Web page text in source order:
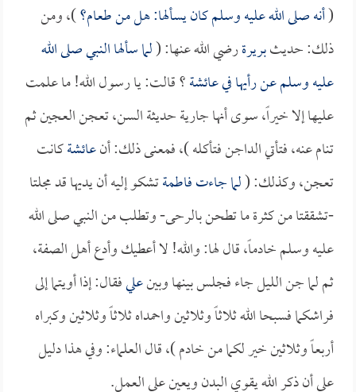
(أنه صلى الله عليه وسلم كان يسألها: هل من طعام؟)، ومن
ذلك: حديثبريرةرضي الله عنها: (لما سألها النبي صلى الله
عليه وسلم عن رأيها فيعائشة؟ قالت: يا رسول الله! ما علمت
عليها إلا خيراً، سوى أنها جارية حديثة السن، تعجن العجين ثم
تنام عنه، فتأتي الداجن فتأكله )، فمعنى ذلك: أنعائشةكانت
تعجن، وكذلك: (لما جاءتفاطمةتشكو إليه أن يديها قد مجلتا
-تشققتا من كثرة ما تطحن بالرحى- وتطلب من النبي صلى الله
عليه وسلم خادماً، قال لها: والله! لا أعطيك وأدع أهل الصفة،
ثم لما جن الليل جاء فجلس بينها وبينعليفقال: إذا أويتما إلى
فراشكما فسبحا الله ثلاثاً وثلاثين واحمداه ثلاثاً وثلاثين وكبراه
أربعاً وثلاثين خير لكما من خادم )، قال العلماء: وفي هذا دليل
على أن ذكر الله يقوي البدن ويعين على العمل.